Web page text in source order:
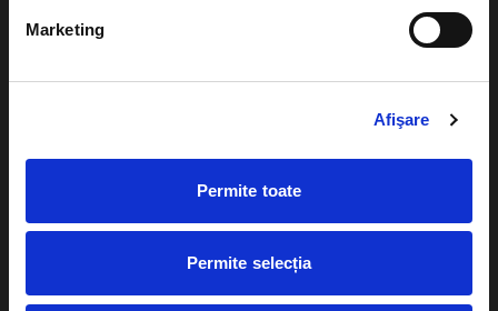
Marketing
Afişare
Permite toate
Permite selecția
Ajutor
Plata online sau cash
eBilet printat acasa
Evenimente
Concerte si
Sport